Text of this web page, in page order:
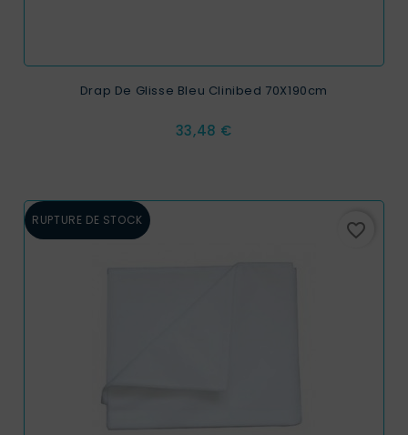
Drap De Glisse Bleu Clinibed 70X190cm
Prix
33,48 €
RUPTURE DE STOCK favorite_border